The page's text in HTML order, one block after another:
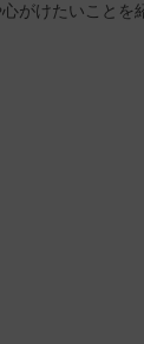
がけたいことを